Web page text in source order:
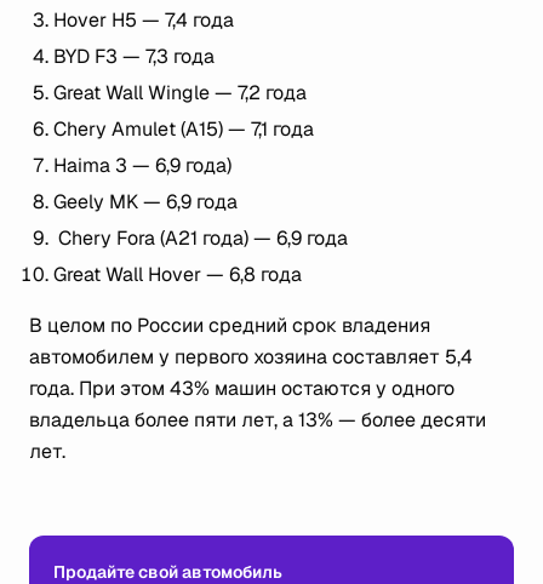
Hover H5 — 7,4 года
BYD F3 — 7,3 года
Great Wall Wingle — 7,2 года
Chery Amulet (A15) — 7,1 года
Haima 3 — 6,9 года)
Geely MK — 6,9 года
Chery Fora (A21 года) — 6,9 года
Great Wall Hover — 6,8 года
В целом по России средний срок владения
автомобилем у первого хозяина составляет 5,4
года. При этом 43% машин остаются у одного
владельца более пяти лет, а 13% — более десяти
лет.
Продайте свой автомобиль